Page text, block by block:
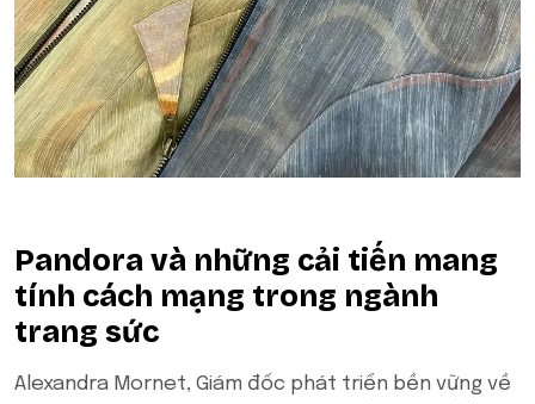
Pandora và những cải tiến mang
tính cách mạng trong ngành
trang sức
Alexandra Mornet, Giám đốc phát triển bền vững về